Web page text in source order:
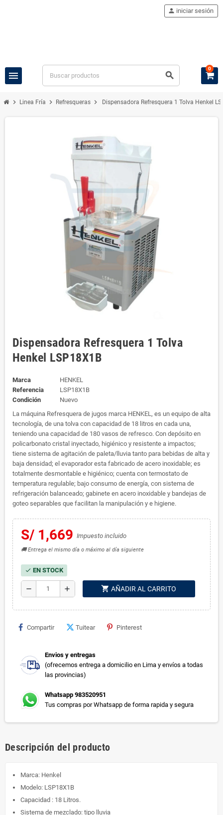
menu search
person iniciar sesión
0
chevron_right Linea Fría chevron_right Refresqueras chevron_right Dispensadora Refresquera 1 Tolva Henkel
Dispensadora Refresquera 1 Tolva
Henkel LSP18X1B
Marca
HENKEL
Referencia
LSP18X1B
Condición
Nuevo
La máquina Refresquera de jugos marca HENKEL, es un equipo de alta
tecnología, de una tolva con capacidad de 18 litros en cada una,
teniendo una capacidad de 180 vasos de refresco. Con depósito en
policarbonato cristal inyectado, higiénico y resistente a impactos;
tiene sistema de agitación de paleta/lluvia tanto para bebidas de alta y
baja densidad; el evaporador esta fabricado de acero inoxidable; es
totalmente desmontable e higiénico; cuenta con termostato de
temperatura regulable; bajo consumo de energía, con sistema de
refrigeración balanceado; gabinete en acero inoxidable y bandejas de
goteo separables que facilitan la manipulación y e higiene.
S/ 1,669 Impuesto incluido
🚚 Entrega el mismo día o máximo al día siguiente
check EN STOCK
remove add shopping_cart AÑADIR AL CARRITO
Compartir Tuitear Pinterest
Envios y entregas
(ofrecemos entrega a domicilio en Lima y envíos a todas
las provincias)
Whatsapp 983520951
Tus compras por Whatsapp de forma rapida y segura
Descripción del producto
Marca: Henkel
Modelo: LSP18X1B
Capacidad : 18 Litros.
Sistema de mezclado: tipo lluvia